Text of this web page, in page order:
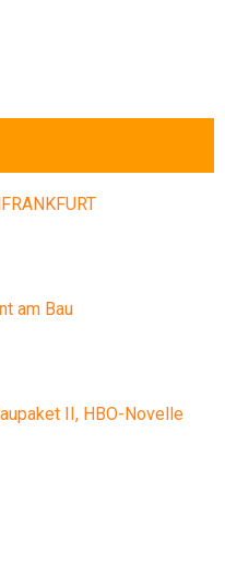
am Bau
II, HBO-Novelle